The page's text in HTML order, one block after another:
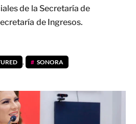
de la Secretaría de
de Ingresos.
, SONORA